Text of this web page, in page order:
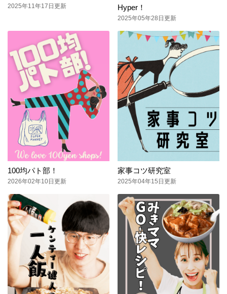
2025年11年17日更新 Hyper！
2025年05年28日更新
100均パト部！
2026年02年10日更新
家事コツ研究室
2025年04年15日更新